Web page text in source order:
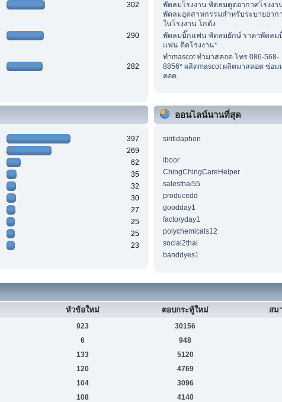
302
290
282
พัดลมโรงงาน พัดลมดูดอากาศโรงงา
พัดลมอุตสาหกรรมสำหรับระบายอาก
ในโรงงาน โกดัง
พัดลมบิ๊กแฟน พัดลมยักษ์ ราคาพัดลม
แฟน ติดโรงงาน*
ทำmascot ทำมาสคอต โทร 086-568-
8856* ผลิตmascot ผลิตมาสคอต ซ่อม
คอต.
397
269
62
35
32
30
27
25
25
23
ออนไลน์นานที่สุด
siritidaphon
iboor
ChingChingCareHelper
salesthai55
producedd
goodday1
factoryday1
polychemicals12
social2thai
banddyes1
หัวข้อใหม่ ตอบกระทู้ใหม่ สม
923 30156
6 948
133 5120
120 4769
104 3096
108 4140